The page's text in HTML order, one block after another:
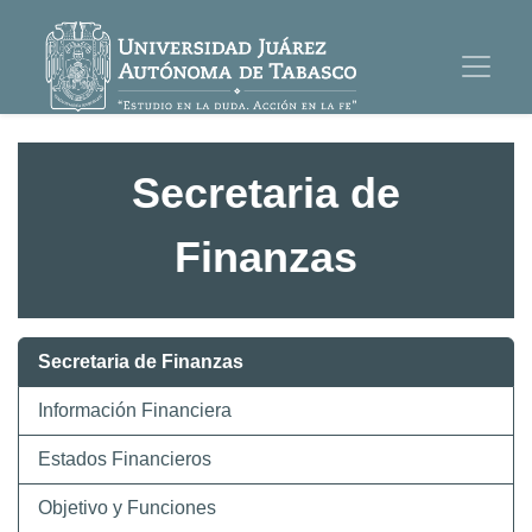
Secretaria de
Finanzas
Secretaria de Finanzas
Información Financiera
Estados Financieros
Objetivo y Funciones